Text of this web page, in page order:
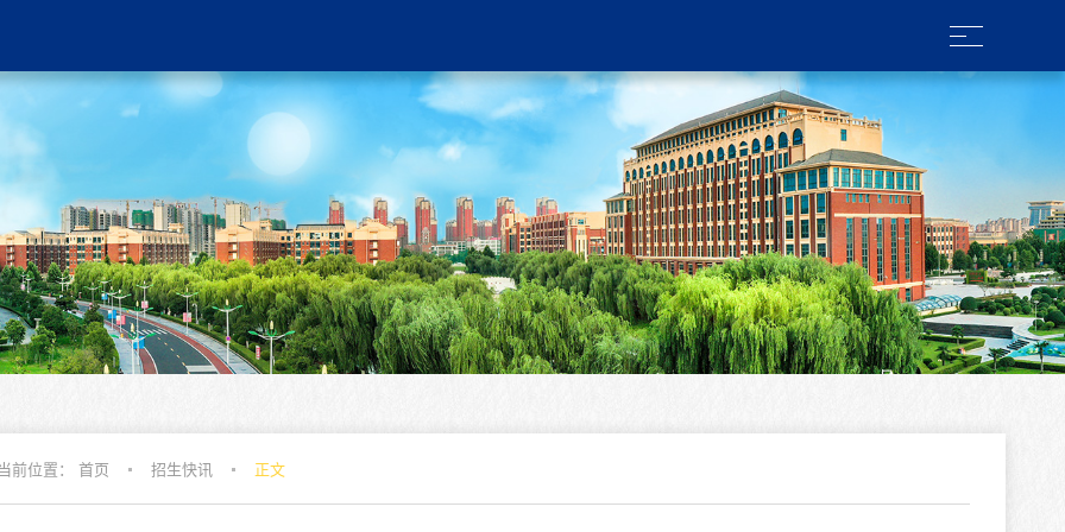
前位置： 首页 招生快讯 正文